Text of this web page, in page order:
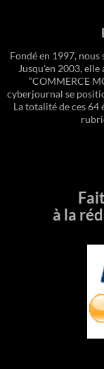
Fondé en 1997,
Jusqu'en 2003,
“COMMERCE
cyberjournal se
La totalité de ces
à la